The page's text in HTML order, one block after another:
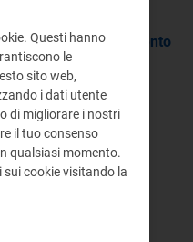
Delibera/Provvedimento
13/99
di
Questi hanno
le
sito web,
i dati utente
di migliorare i nostri
il tuo consenso
qualsiasi momento.
cookie visitando la